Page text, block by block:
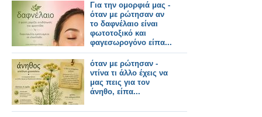
Για την ομορφιά μας -
όταν με ρώτησαν αν
το δαφνέλαιο είναι
φωτοτοξικό και
φαγεσωρογόνο είπα...
όταν με ρώτησαν -
ντίνα τι άλλο έχεις να
μας πεις για τον
άνηθο, είπα...